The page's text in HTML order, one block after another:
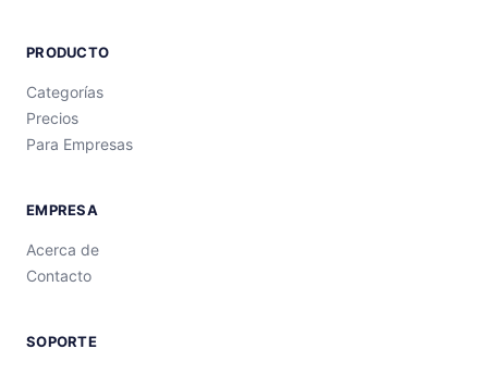
PRODUCTO
Categorías
Precios
Para Empresas
EMPRESA
Acerca de
Contacto
SOPORTE